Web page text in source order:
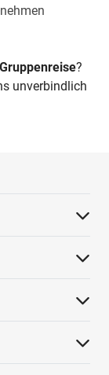
Gruppenreise?
unverbindlich